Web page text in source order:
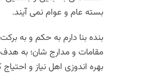
بسته عام و عوام نمی آیند.
بنده بنا دارم به حکم و به
مقامات و مدارج شان؛ به
بهره اندوزی اهل نیاز و